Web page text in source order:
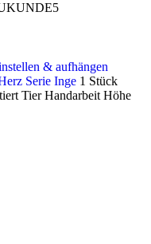
& aufhängen
Serie Inge 1 Stück
Tier Handarbeit Höhe